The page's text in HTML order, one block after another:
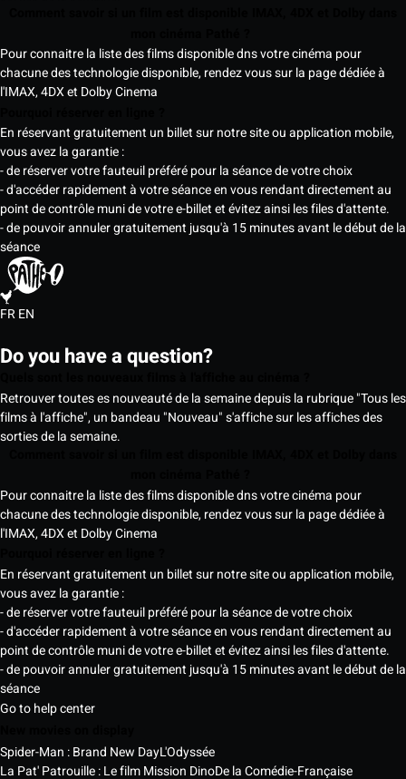
Pour connaitre la liste des films disponible dns votre cinéma pour
chacune des technologie disponible, rendez vous sur la page dédiée à
l'IMAX, 4DX et Dolby Cinema
En réservant gratuitement un billet sur notre site ou application mobile,
vous avez la garantie :
- de réserver votre fauteuil préféré pour la séance de votre choix
- d'accéder rapidement à votre séance en vous rendant directement au
point de contrôle muni de votre e-billet et évitez ainsi les files d'attente.
- de pouvoir annuler gratuitement jusqu'à 15 minutes avant le début de la
séance
FREN
Do you have a question?
Retrouver toutes es nouveauté de la semaine depuis la rubrique "Tous les
films à l'affiche", un bandeau "Nouveau" s'affiche sur les affiches des
sorties de la semaine.
Pour connaitre la liste des films disponible dns votre cinéma pour
chacune des technologie disponible, rendez vous sur la page dédiée à
l'IMAX, 4DX et Dolby Cinema
En réservant gratuitement un billet sur notre site ou application mobile,
vous avez la garantie :
- de réserver votre fauteuil préféré pour la séance de votre choix
- d'accéder rapidement à votre séance en vous rendant directement au
point de contrôle muni de votre e-billet et évitez ainsi les files d'attente.
- de pouvoir annuler gratuitement jusqu'à 15 minutes avant le début de la
séance
Go to help center
Spider-Man : Brand New DayL'Odyssée
La Pat' Patrouille : Le film Mission DinoDe la Comédie-Française